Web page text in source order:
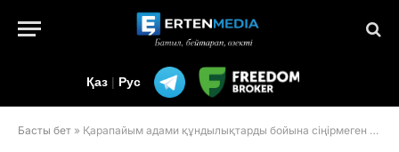
Қаз | Рус
Басты бет » Қарапайым адами құндылықтарды бойына сіңірмеген жанды патриотизмге баулу мүмкін емес – Ерлан Қарин